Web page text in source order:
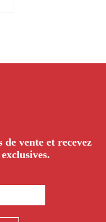
vente et recevez